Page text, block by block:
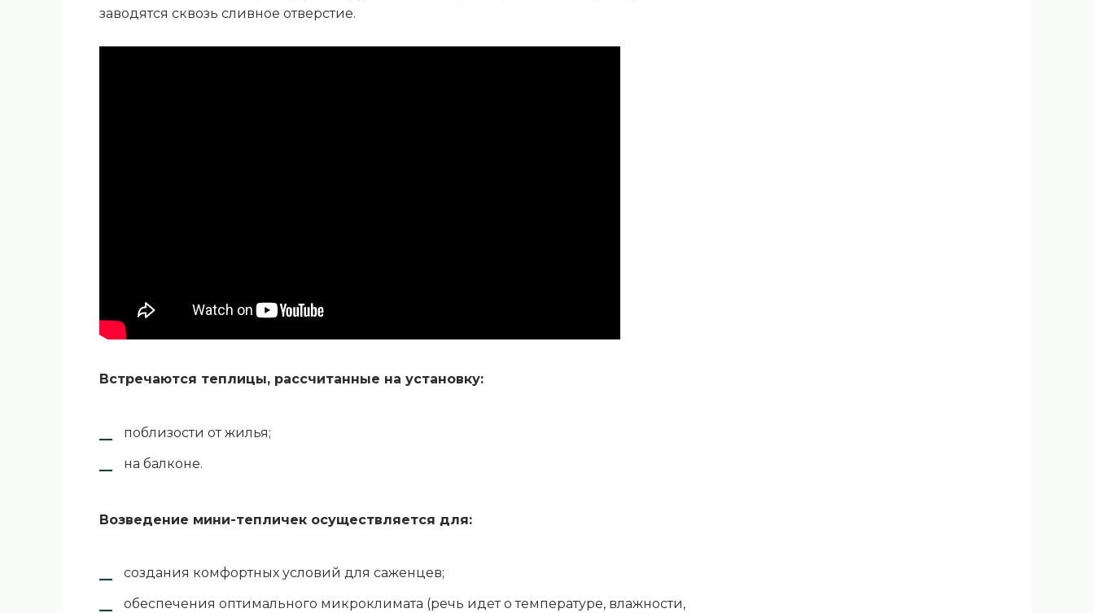
заводятся сквозь сливное отверстие.
Встречаются теплицы, рассчитанные на установку:
поблизости от жилья;
на балконе.
Возведение мини-тепличек осуществляется для:
создания комфортных условий для саженцев;
обеспечения оптимального микроклимата (речь идет о температуре, влажности,